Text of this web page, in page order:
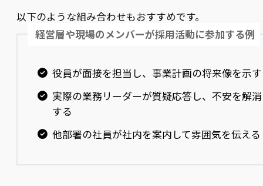
以下のような組み合わせもおすすめです。
経営層や現場のメンバーが採用活動に参加する例
役員が面接を担当し、事業計画の将来像を示す
実際の業務リーダーが質疑応答し、不安を解消
する
他部署の社員が社内を案内して雰囲気を伝える